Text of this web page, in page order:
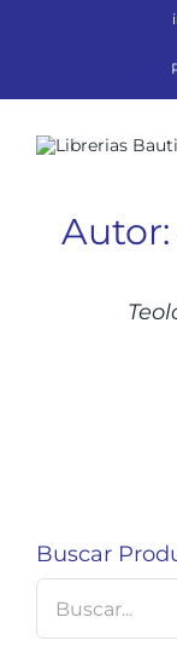
AÑADIR
Buscar